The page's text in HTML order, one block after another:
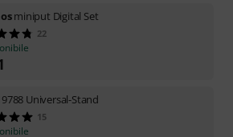
miniput Digital Set
22
Universal-Stand
15